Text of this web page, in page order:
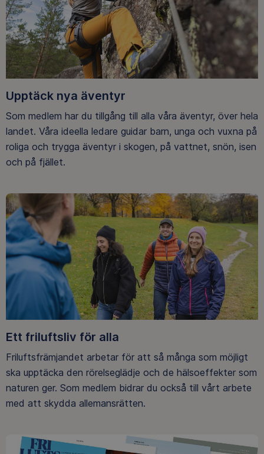
Upptäck nya äventyr
Som medlem har du tillgång till alla våra äventyr, över hela
landet. Våra ideella ledare guidar barn, unga och vuxna på
roliga och trygga äventyr i skogen, på vattnet, snön, isen
och på fjället.
Ett friluftsliv för alla
Friluftsfrämjandet arbetar för att så många som möjligt
ska upptäcka den rörelseglädje och de hälsoeffekter som
naturen ger. Som medlem bidrar du också till vårt arbete
med att skydda allemansrätten.